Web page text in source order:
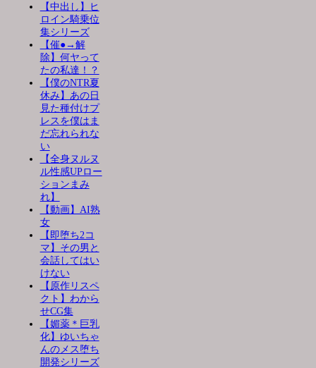
【中出し】ヒ
ロイン騎乗位
集シリーズ
【催●→解
除】何ヤって
たの私達！？
【僕のNTR夏
休み】あの日
見た種付けプ
レスを僕はま
だ忘れられな
い
【全身ヌルヌ
ル性感UPロー
ションまみ
れ】
【動画】AI熟
女
【即堕ち2コ
マ】その男と
会話してはい
けない
【原作リスペ
クト】わから
せCG集
【媚薬＊巨乳
化】ゆいちゃ
んのメス堕ち
開発シリーズ